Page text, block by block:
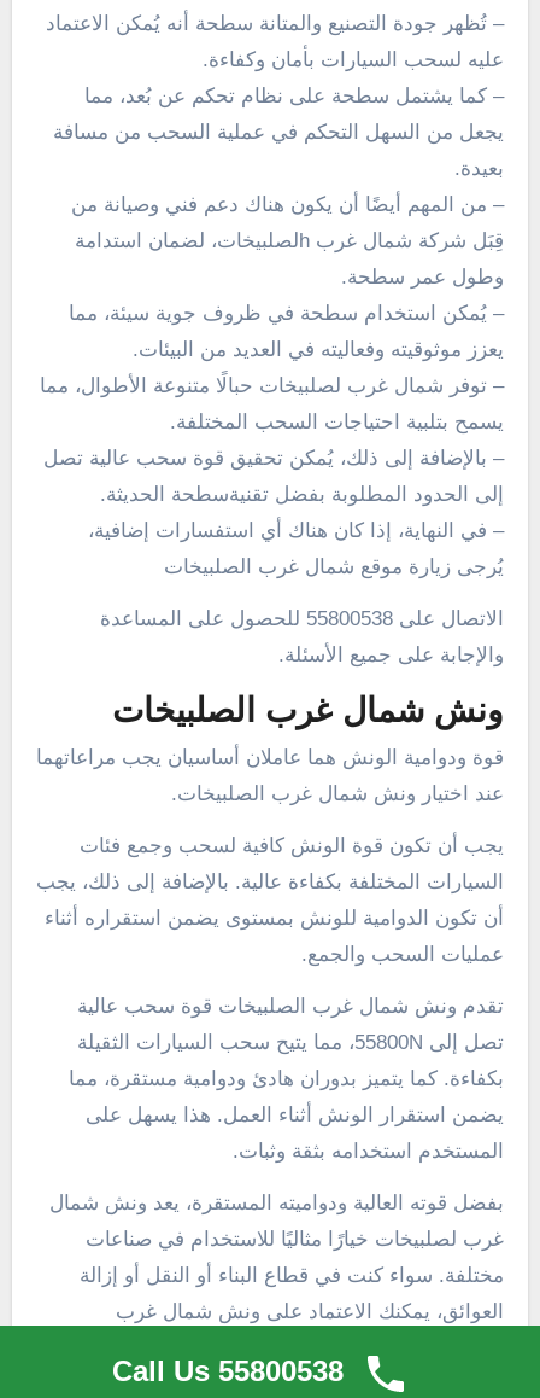
– تُظهر جودة التصنيع والمتانة سطحة أنه يُمكن الاعتماد
عليه لسحب السيارات بأمان وكفاءة.
– كما يشتمل سطحة على نظام تحكم عن بُعد، مما
يجعل من السهل التحكم في عملية السحب من مسافة
بعيدة.
– من المهم أيضًا أن يكون هناك دعم فني وصيانة من
قِبَل شركة شمال غرب hلصلبيخات، لضمان استدامة
وطول عمر سطحة.
– يُمكن استخدام سطحة في ظروف جوية سيئة، مما
يعزز موثوقيته وفعاليته في العديد من البيئات.
– توفر شمال غرب لصلبيخات حبالًا متنوعة الأطوال، مما
يسمح بتلبية احتياجات السحب المختلفة.
– بالإضافة إلى ذلك، يُمكن تحقيق قوة سحب عالية تصل
إلى الحدود المطلوبة بفضل تقنيةسطحة الحديثة.
– في النهاية، إذا كان هناك أي استفسارات إضافية،
يُرجى زيارة موقع شمال غرب الصلبيخات
الاتصال على 55800538 للحصول على المساعدة
والإجابة على جميع الأسئلة.
ونش شمال غرب الصلبيخات
قوة ودوامية الونش هما عاملان أساسيان يجب مراعاتهما
عند اختيار ونش شمال غرب الصلبيخات.
يجب أن تكون قوة الونش كافية لسحب وجمع فئات
السيارات المختلفة بكفاءة عالية. بالإضافة إلى ذلك، يجب
أن تكون الدوامية للونش بمستوى يضمن استقراره أثناء
عمليات السحب والجمع.
تقدم ونش شمال غرب الصلبيخات قوة سحب عالية
تصل إلى 55800N، مما يتيح سحب السيارات الثقيلة
بكفاءة. كما يتميز بدوران هادئ ودوامية مستقرة، مما
يضمن استقرار الونش أثناء العمل. هذا يسهل على
المستخدم استخدامه بثقة وثبات.
بفضل قوته العالية ودواميته المستقرة، يعد ونش شمال
غرب لصلبيخات خيارًا مثاليًا للاستخدام في صناعات
مختلفة. سواء كنت في قطاع البناء أو النقل أو إزالة
العوائق، يمكنك الاعتماد على ونش شمال غرب
Call Us 55800538